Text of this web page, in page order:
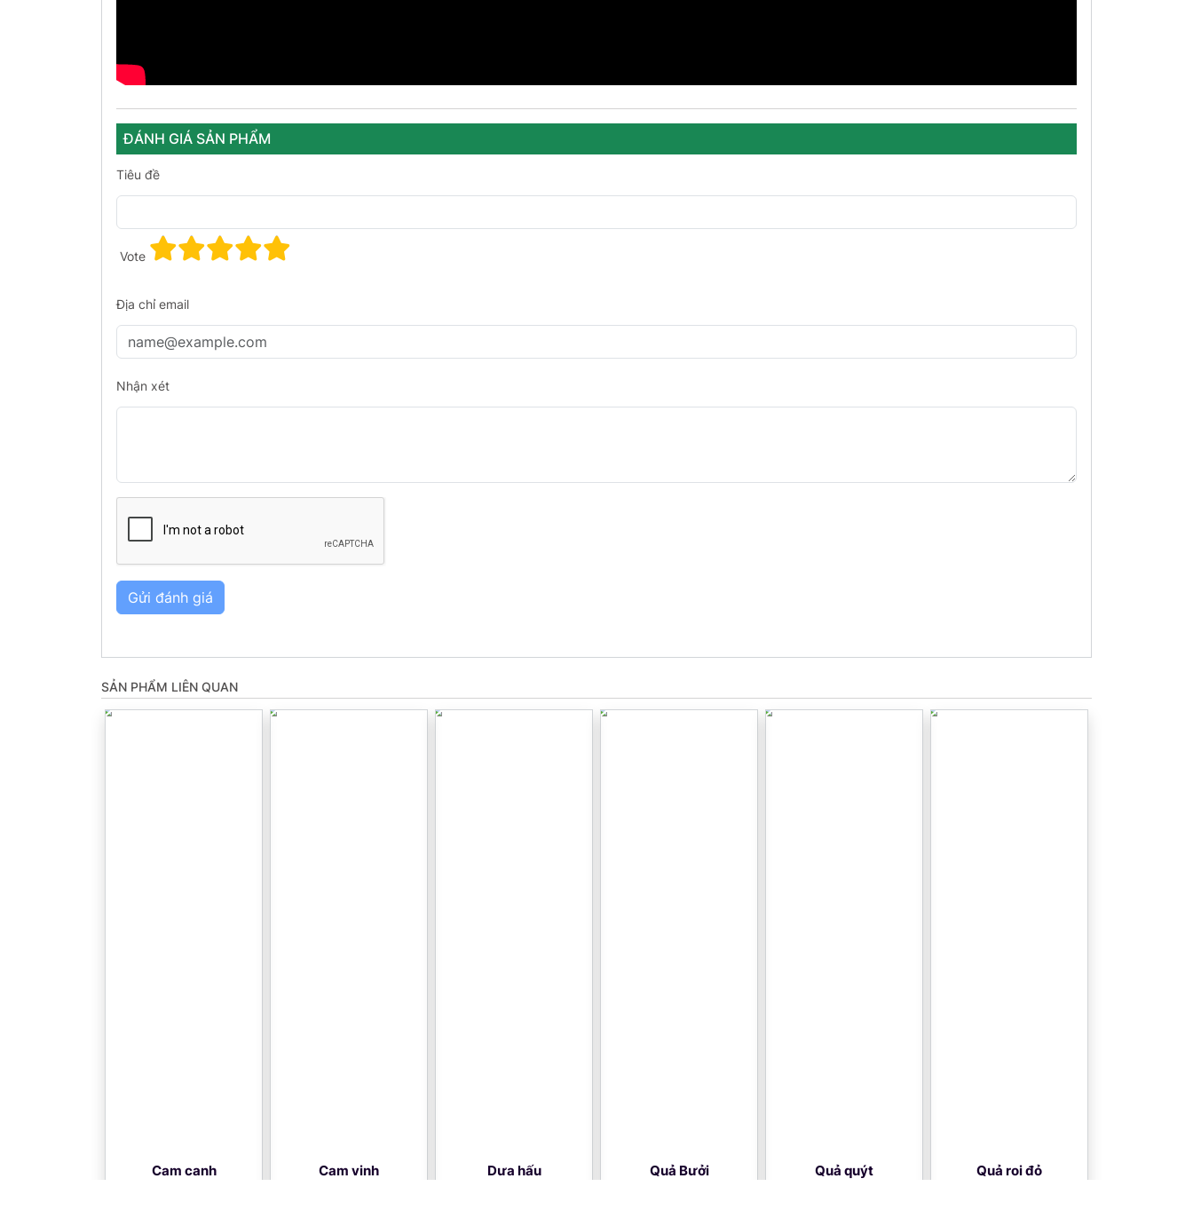
ĐÁNH GIÁ SẢN PHẨM
Tiêu đề
Vote
Địa chỉ email
Nhận xét
Gửi đánh giá
SẢN PHẨM LIÊN QUAN
Cam canh Cam vinh Dưa hấu Quả Bưởi Quả quýt Quả roi đỏ